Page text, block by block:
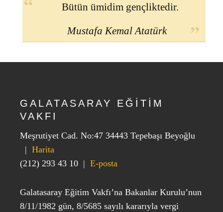
Bütün ümidim gençliktedir.
Mustafa Kemal Atatürk
GALATASARAY EĞİTİM
VAKFI
Meşrutiyet Cad. No:47 34443 Tepebaşı Beyoğlu
| Harita
(212) 293 43 10 | E-posta
Galatasaray Eğitim Vakfı’na Bakanlar Kurulu’nun
8/11/1982 gün, 8/5685 sayılı kararıyla vergi